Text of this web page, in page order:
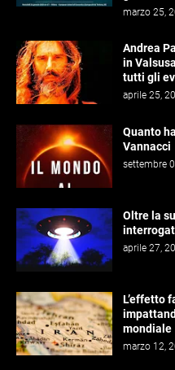
marzo 25,
Andrea
in
tutti gli
aprile 25,
Quanto
Vannacci
settembre
Oltre la
aprile 27,
L’effetto
mondiale
marzo 12,